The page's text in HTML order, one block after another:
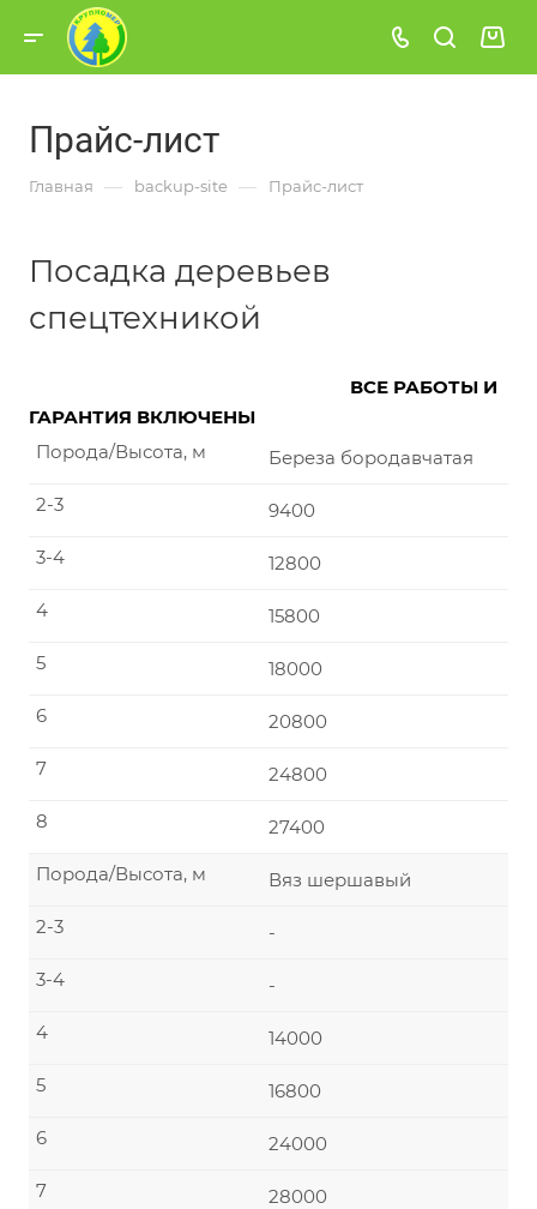
Прайс-лист
Главная — backup-site — Прайс-лист
Посадка деревьев
спецтехникой
ВСЕ РАБОТЫ И
ГАРАНТИЯ ВКЛЮЧЕНЫ
Береза бородавчатая
Порода/Высота, м
9400
2-3
12800
3-4
15800
4
18000
5
20800
6
24800
7
27400
8
Вяз шершавый
Порода/Высота, м
-
2-3
-
3-4
14000
4
16800
5
24000
6
28000
7